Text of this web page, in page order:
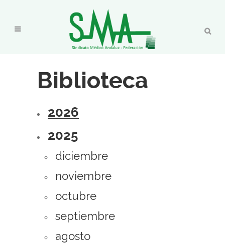
Biblioteca
2026
2025
diciembre
noviembre
octubre
septiembre
agosto